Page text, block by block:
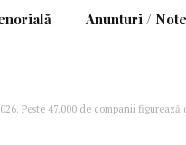
Anunturi /
Peste 47.000 de companii figurează